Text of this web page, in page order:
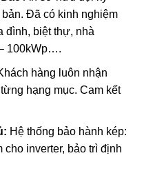
Đã có kinh nghiệm
đình, biệt thự, nhà
100kWp….
hàng luôn nhận
hạng mục. Cam kết
Hệ thống bảo hành kép:
cho inverter, bảo trì định